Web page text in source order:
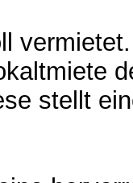
stellt